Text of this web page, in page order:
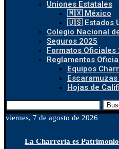
Uniones Estatales
🇲🇽 México
🇺🇸 Estados
Colegio Nacional
Seguros 2025
Formatos Oficiales
Reglamentos
Equipos
Hojas de
viernes, 7 de agosto de 2026
La Charrería es